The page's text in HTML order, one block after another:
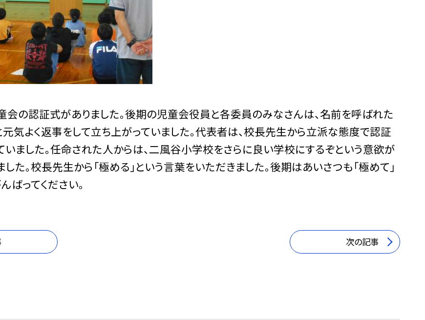
会の認証式がありました。後期の児童会役員と各委員のみなさんは、名前を呼ばれた
と元気よく返事をして立ち上がっていました。代表者は、校長先生から立派な態度で認証
いました。任命された人からは、二風谷小学校をさらに良い学校にするぞという意欲が
した。校長先生から「極める」という言葉をいただきました。後期はあいさつも「極めて」
ばってください。
次の記事